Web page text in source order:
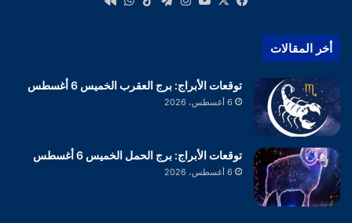
أخر المقالات
توقعات الأبراج: برج العقرب الخميس 6 أغسطس
6 أغسطس، 2026
توقعات الأبراج: برج الحمل الخميس 6 أغسطس
6 أغسطس، 2026